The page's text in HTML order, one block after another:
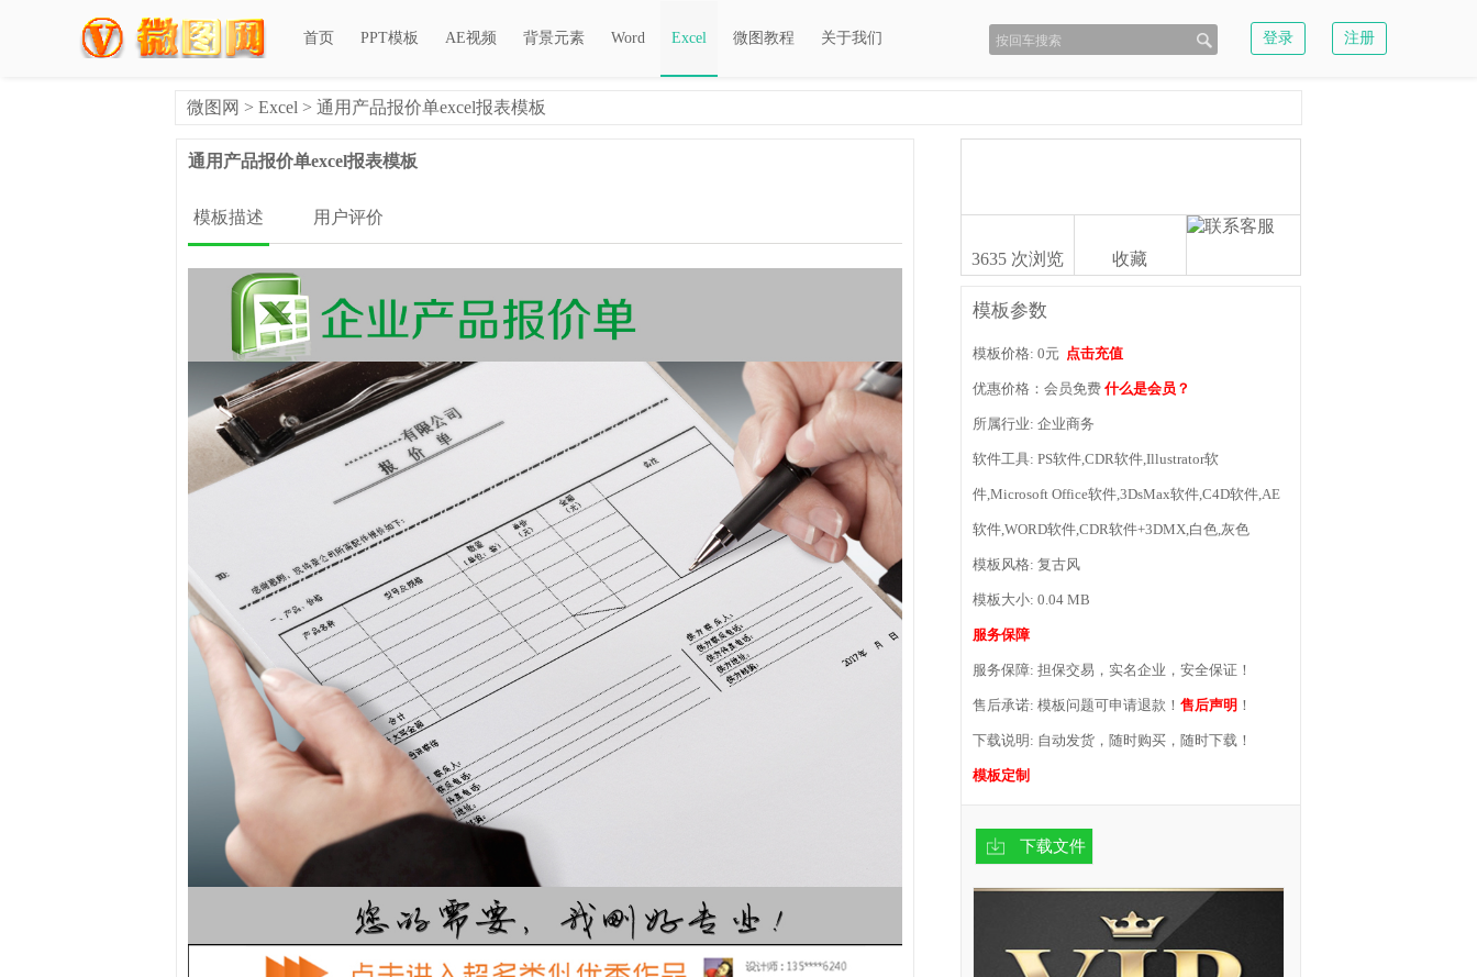
首页 PPT模板 AE视频 背景元素 Word Excel 微图教程 关于我们 登录 注册
微图网 > Excel > 通用产品报价单excel报表模板
通用产品报价单excel报表模板
模板描述 用户评价
3635 次浏览 收藏
模板参数
模板价格: 0元 点击充值
优惠价格：会员免费 什么是会员？
所属行业: 企业商务
软件工具: PS软件,CDR软件,Illustrator软
件,Microsoft Office软件,3DsMax软件,C4D软件,AE
软件,WORD软件,CDR软件+3DMX,白色,灰色
模板风格: 复古风
模板大小: 0.04 MB
服务保障
服务保障: 担保交易，实名企业，安全保证！
售后承诺: 模板问题可申请退款！ 售后声明 ！
下载说明: 自动发货，随时购买，随时下载！
模板定制
下载文件